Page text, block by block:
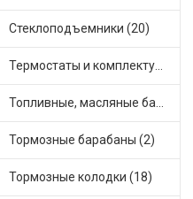
Стеклоподъемники (20)
Термостаты и комплектующие системы охлаждения (55)
Топливные, масляные баки (1)
Тормозные барабаны (2)
Тормозные колодки (18)